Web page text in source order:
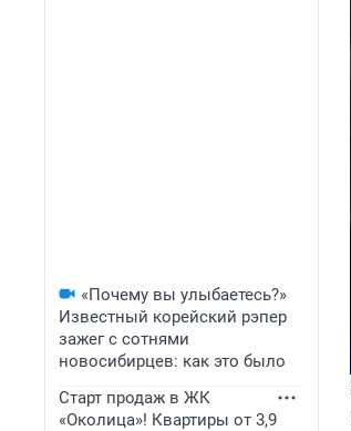
«Почему вы улыбаетесь?»
Известный корейский рэпер
зажег с сотнями
новосибирцев: как это было
Старт продаж в ЖК
«Околица»! Квартиры от 3,9